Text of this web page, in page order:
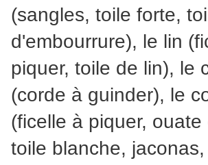
(sangles, toile forte,
d'embourrure), le lin
piquer, toile de lin), le
(corde à guinder), le
(ficelle à piquer, ouate
toile blanche,